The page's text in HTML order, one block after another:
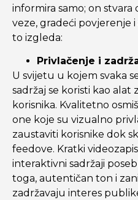
informira samo; on
veze, gradeći povjerenje
to izgleda:
Privlačenje i
U svijetu u kojem svaka
sadržaj se koristi kao alat
korisnika. Kvalitetno
one koje su vizualno
zaustaviti korisnike dok
feedove. Kratki
interaktivni sadržaji
toga, autentičan ton i
zadržavaju interes